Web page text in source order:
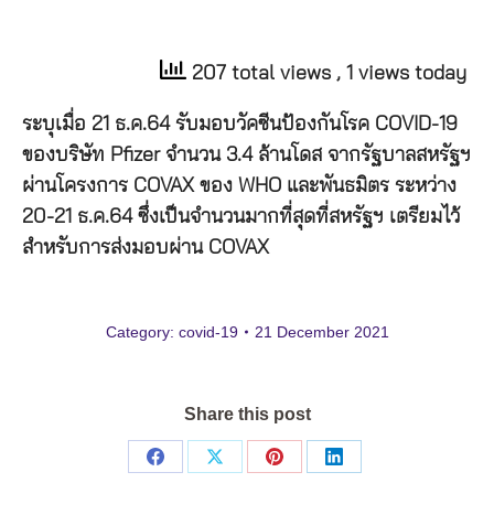
207 total views , 1 views today
ระบุเมื่อ 21 ธ.ค.64 รับมอบวัคซีนป้องกันโรค COVID-19
ของบริษัท Pfizer จำนวน 3.4 ล้านโดส จากรัฐบาลสหรัฐฯ
ผ่านโครงการ COVAX ของ WHO และพันธมิตร ระหว่าง
20-21 ธ.ค.64 ซึ่งเป็นจำนวนมากที่สุดที่สหรัฐฯ เตรียมไว้
สำหรับการส่งมอบผ่าน COVAX
Category: covid-19 21 December 2021
Share this post
Share
Share
Share
Share